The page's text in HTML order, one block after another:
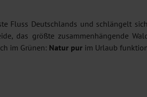
Fluss Deutschlands und schlängelt
das größte zusammenhängende
im Grünen: Natur pur im Urlaub